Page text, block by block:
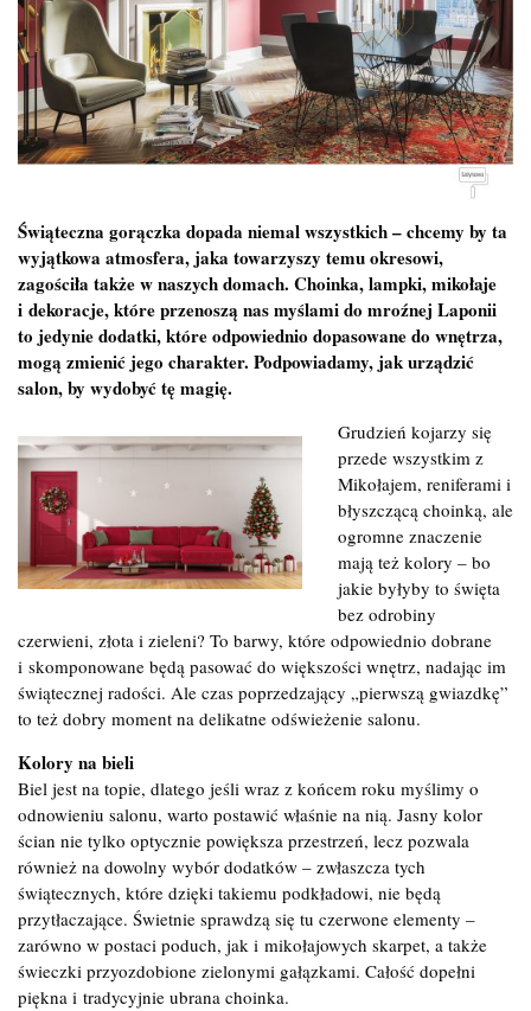
Świąteczna gorączka dopada niemal wszystkich – chcemy by ta
wyjątkowa atmosfera, jaka towarzyszy temu okresowi,
zagościła także w naszych domach. Choinka, lampki, mikołaje
i dekoracje, które przenoszą nas myślami do mroźnej Laponii
to jedynie dodatki, które odpowiednio dopasowane do wnętrza,
mogą zmienić jego charakter. Podpowiadamy, jak urządzić
salon, by wydobyć tę magię.
Grudzień kojarzy się
przede wszystkim z
Mikołajem, reniferami i
błyszczącą choinką, ale
ogromne znaczenie
mają też kolory – bo
jakie byłyby to święta
bez odrobiny
czerwieni, złota i zieleni? To barwy, które odpowiednio dobrane
i skomponowane będą pasować do większości wnętrz, nadając im
świątecznej radości. Ale czas poprzedzający „pierwszą gwiazdkę”
to też dobry moment na delikatne odświeżenie salonu.
Kolory na bieli
Biel jest na topie, dlatego jeśli wraz z końcem roku myślimy o
odnowieniu salonu, warto postawić właśnie na nią. Jasny kolor
ścian nie tylko optycznie powiększa przestrzeń, lecz pozwala
również na dowolny wybór dodatków – zwłaszcza tych
świątecznych, które dzięki takiemu podkładowi, nie będą
przytłaczające. Świetnie sprawdzą się tu czerwone elementy –
zarówno w postaci poduch, jak i mikołajowych skarpet, a także
świeczki przyozdobione zielonymi gałązkami. Całość dopełni
piękna i tradycyjnie ubrana choinka.